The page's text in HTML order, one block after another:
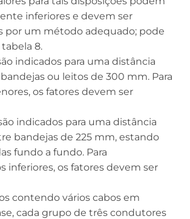
inferiores e devem ser
por um método adequado; pode
8.
indicados para uma distância
ou leitos de 300 mm. Para
os fatores devem ser
indicados para uma distância
bandejas de 225 mm, estando
fundo a fundo. Para
inferiores, os fatores devem ser
contendo vários cabos em
cada grupo de três condutores